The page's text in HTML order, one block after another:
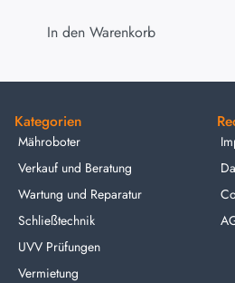
In den Warenkorb
Kategorien
Mähroboter
Verkauf und Beratung
Wartung und Reparatur
Schließtechnik
UVV Prüfungen
Vermietung